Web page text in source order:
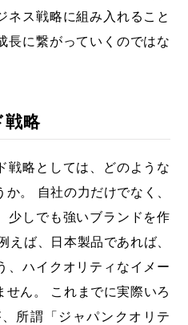
ネス戦略に組み入れること
長に繋がっていくのではな
戦略
戦略としては、どのような
。 自社の力だけでなく、
少しでも強いブランドを作
えば、日本製品であれば、
、ハイクオリティなイメー
ん。 これまでに実際いろ
所謂「ジャパンクオリテ